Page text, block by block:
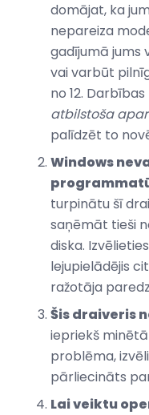
domājat, ka
nepareiza
gadījumā jums
vai varbūt
no 12.
atbilstoša
palīdzēt to
Windows
turpinātu šī
saņēmāt tieši
diska. Izvēlieties
lejupielādējis
ražotāja
Šis draiveris
iepriekš
problēma,
pārliecināts
Lai veiktu